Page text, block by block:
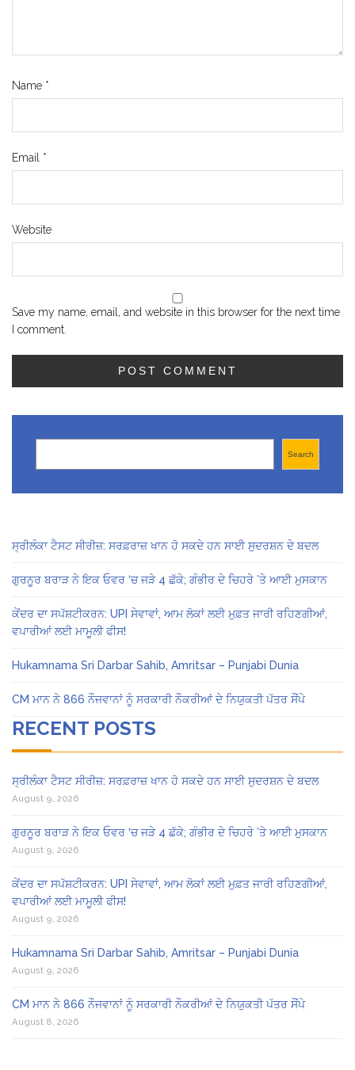
Name *
Email *
Website
Save my name, email, and website in this browser for the next time
I comment.
Search
ਸ੍ਰੀਲੰਕਾ ਟੈਸਟ ਸੀਰੀਜ਼: ਸਰਫ਼ਰਾਜ਼ ਖਾਨ ਹੋ ਸਕਦੇ ਹਨ ਸਾਈ ਸੁਦਰਸ਼ਨ ਦੇ ਬਦਲ
ਗੁਰਨੂਰ ਬਰਾੜ ਨੇ ਇਕ ਓਵਰ ‘ਚ ਜੜੇ 4 ਛੱਕੇ; ਗੰਭੀਰ ਦੇ ਚਿਹਰੇ ’ਤੇ ਆਈ ਮੁਸਕਾਨ
ਕੇਂਦਰ ਦਾ ਸਪੱਸ਼ਟੀਕਰਨ: UPI ਸੇਵਾਵਾਂ, ਆਮ ਲੋਕਾਂ ਲਈ ਮੁਫ਼ਤ ਜਾਰੀ ਰਹਿਣਗੀਆਂ,
ਵਪਾਰੀਆਂ ਲਈ ਮਾਮੂਲੀ ਫੀਸ!
Hukamnama Sri Darbar Sahib, Amritsar – Punjabi Dunia
CM ਮਾਨ ਨੇ 866 ਨੌਜਵਾਨਾਂ ਨੂੰ ਸਰਕਾਰੀ ਨੌਕਰੀਆਂ ਦੇ ਨਿਯੁਕਤੀ ਪੱਤਰ ਸੌਂਪੇ
RECENT POSTS
ਸ੍ਰੀਲੰਕਾ ਟੈਸਟ ਸੀਰੀਜ਼: ਸਰਫ਼ਰਾਜ਼ ਖਾਨ ਹੋ ਸਕਦੇ ਹਨ ਸਾਈ ਸੁਦਰਸ਼ਨ ਦੇ ਬਦਲ
August 9, 2026
ਗੁਰਨੂਰ ਬਰਾੜ ਨੇ ਇਕ ਓਵਰ ‘ਚ ਜੜੇ 4 ਛੱਕੇ; ਗੰਭੀਰ ਦੇ ਚਿਹਰੇ ’ਤੇ ਆਈ ਮੁਸਕਾਨ
August 9, 2026
ਕੇਂਦਰ ਦਾ ਸਪੱਸ਼ਟੀਕਰਨ: UPI ਸੇਵਾਵਾਂ, ਆਮ ਲੋਕਾਂ ਲਈ ਮੁਫ਼ਤ ਜਾਰੀ ਰਹਿਣਗੀਆਂ,
ਵਪਾਰੀਆਂ ਲਈ ਮਾਮੂਲੀ ਫੀਸ!
August 9, 2026
Hukamnama Sri Darbar Sahib, Amritsar – Punjabi Dunia
August 9, 2026
CM ਮਾਨ ਨੇ 866 ਨੌਜਵਾਨਾਂ ਨੂੰ ਸਰਕਾਰੀ ਨੌਕਰੀਆਂ ਦੇ ਨਿਯੁਕਤੀ ਪੱਤਰ ਸੌਂਪੇ
August 8, 2026